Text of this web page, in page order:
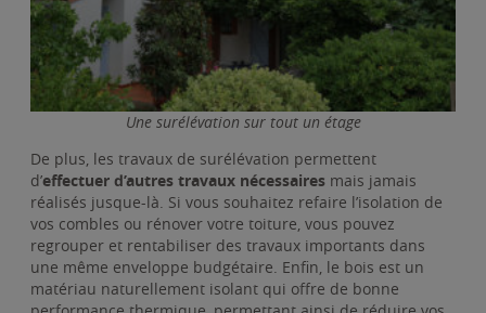
Une surélévation sur tout un étage
De plus, les travaux de surélévation permettent
d’effectuer d’autres travaux nécessaires mais jamais
réalisés jusque-là. Si vous souhaitez refaire l’isolation de
vos combles ou rénover votre toiture, vous pouvez
regrouper et rentabiliser des travaux importants dans
une même enveloppe budgétaire. Enfin, le bois est un
matériau naturellement isolant qui offre de bonne